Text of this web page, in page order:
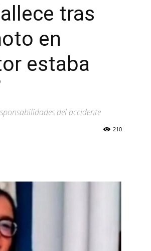
tras
en
estaba
del accidente
210